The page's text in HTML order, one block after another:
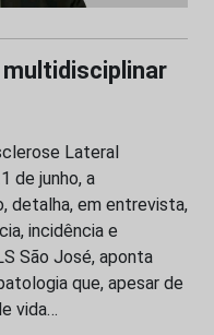
Lateral
de junho, a
detalha, em entrevista,
incidência e
São José, aponta
que, apesar de
vida…